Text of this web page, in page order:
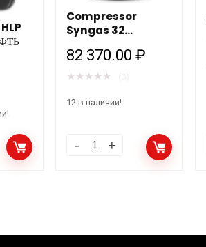
Compressor
Syngas 32
82 370.00 ₽
★ ★ ★ ★ ★
12 в наличии!